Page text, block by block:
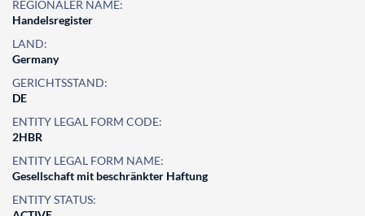
REGIONALER NAME:
Handelsregister
LAND:
Germany
GERICHTSSTAND:
DE
ENTITY LEGAL FORM CODE:
2HBR
ENTITY LEGAL FORM NAME:
Gesellschaft mit beschränkter Haftung
ENTITY STATUS: